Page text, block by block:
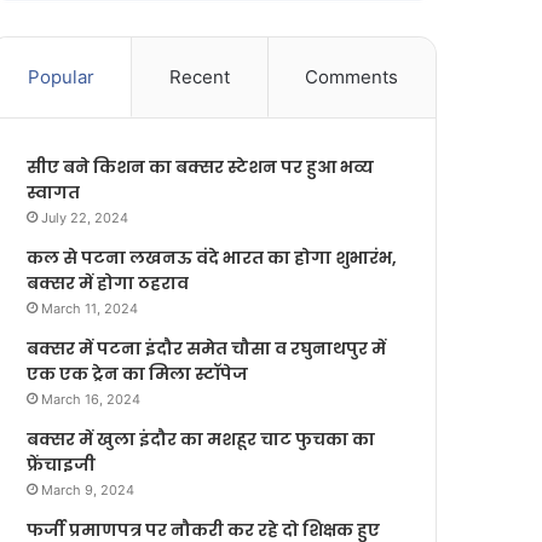
Popular Recent Comments
सीए बने किशन का बक्सर स्टेशन पर हुआ भव्य
स्वागत
July 22, 2024
कल से पटना लखनऊ वंदे भारत का होगा शुभारंभ,
बक्सर में होगा ठहराव
March 11, 2024
बक्सर में पटना इंदौर समेत चौसा व रघुनाथपुर में
एक एक ट्रेन का मिला स्टॉपेज
March 16, 2024
बक्सर में खुला इंदौर का मशहूर चाट फुचका का
फ्रेंचाइजी
March 9, 2024
फर्जी प्रमाणपत्र पर नौकरी कर रहे दो शिक्षक हुए